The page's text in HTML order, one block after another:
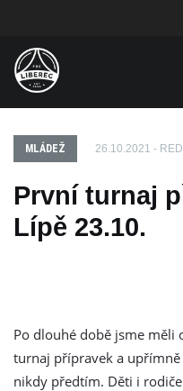
MLÁDEŽ 26.10.2021 -
​První turnaj
Lípě 23.10.
Po dlouhé době jsme měli
turnaj přípravek a
nikdy předtím. Děti i